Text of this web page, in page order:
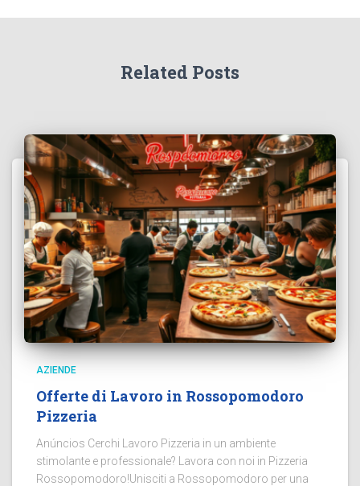
Related Posts
AZIENDE
Offerte di Lavoro in Rossopomodoro
Pizzeria
Anúncios Cerchi Lavoro Pizzeria in un ambiente
stimolante e professionale? Lavora con noi in Pizzeria
Rossopomodoro!Unisciti a Rossopomodoro per una